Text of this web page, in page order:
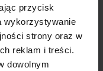
przycisk
wykorzystywanie
strony oraz w
reklam i treści.
dowolnym